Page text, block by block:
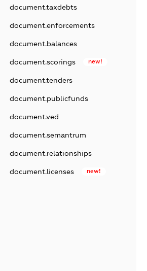
document.taxdebts
document.enforcements
document.balances
document.scorings new!
document.tenders
document.publicfunds
document.ved
document.semantrum
document.relationships
document.licenses new!